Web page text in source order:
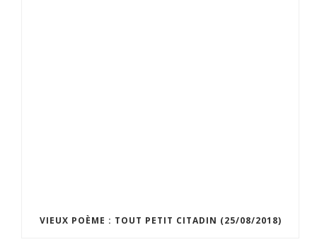
VIEUX POÈME : TOUT PETIT CITADIN (25/08/2018)